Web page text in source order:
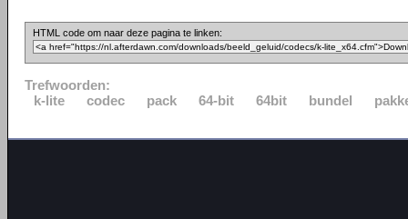
HTML code om naar deze pagina te linken:
Trefwoorden:
k-lite
codec pack 64-bit 64bit bundel